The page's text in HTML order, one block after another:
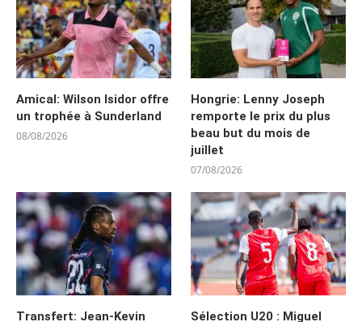
Amical: Wilson Isidor offre
un trophée à Sunderland
08/08/2026
Hongrie: Lenny Joseph
remporte le prix du plus
beau but du mois de
juillet
07/08/2026
Transfert: Jean-Kevin
Sélection U20 : Miguel